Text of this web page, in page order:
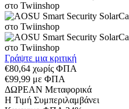
Γράψτε μια κριτική
€80,64 χωρίς ΦΠΑ
€99,99 με ΦΠΑ
ΔΩΡΕΑΝ Μεταφορικά
H Τιμή Συμπεριλαμβάνει